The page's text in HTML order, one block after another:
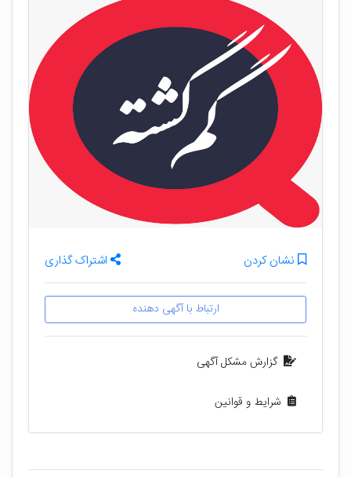
نشان کردن اشتراک گذاری
ارتباط با آگهی دهنده
گزارش مشکل آگهی
شرایط و قوانین